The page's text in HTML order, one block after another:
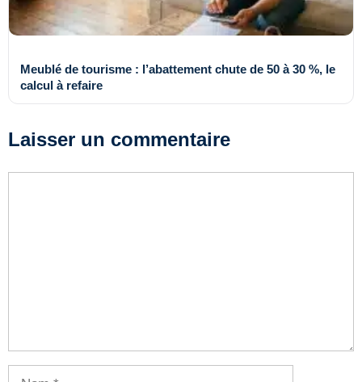
Meublé de tourisme : l’abattement chute de 50 à 30 %, le
calcul à refaire
Laisser un commentaire